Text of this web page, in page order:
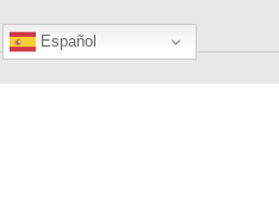
Español